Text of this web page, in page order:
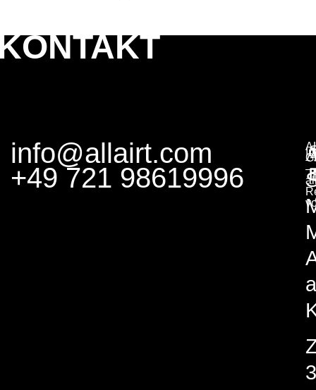
info@allairt.com
+49 721 98619996
3
–